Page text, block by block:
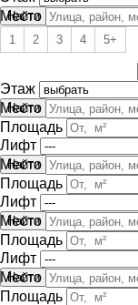
Место
1 2 3 4 5+
Этаж
Место
Площадь
Лифт
Место
Площадь
Лифт
Место
Площадь
Лифт
Место
Площадь